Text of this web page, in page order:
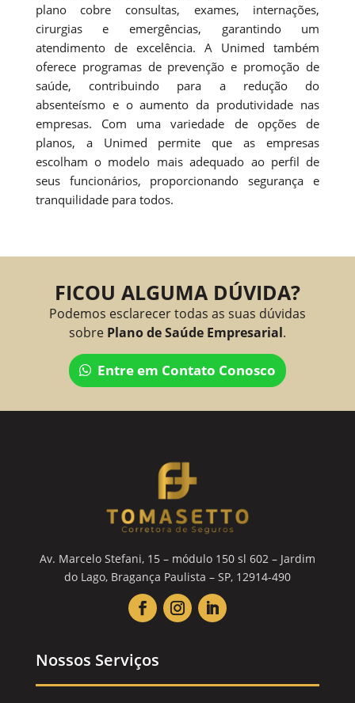
plano cobre consultas, exames, internações,
cirurgias e emergências, garantindo um
atendimento de excelência. A Unimed também
oferece programas de prevenção e promoção de
saúde, contribuindo para a redução do
absenteísmo e o aumento da produtividade nas
empresas. Com uma variedade de opções de
planos, a Unimed permite que as empresas
escolham o modelo mais adequado ao perfil de
seus funcionários, proporcionando segurança e
tranquilidade para todos.
FICOU ALGUMA DÚVIDA?
Podemos esclarecer todas as suas dúvidas
sobre Plano de Saúde Empresarial.
Entre em Contato Conosco
Av. Marcelo Stefani, 15 – módulo 150 sl 602 – Jardim
do Lago, Bragança Paulista – SP, 12914-490
Nossos Serviços